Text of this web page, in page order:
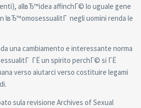
allвЂ™idea affinchГ© lo uguale gene
lвЂ™omosessualitГ negli uomini renda le
una cambiamento e interessante norma
ГЁ un spirito perchГ© si ГЁ
verso aiutarci verso costituire legami
sula revisione Archives of Sexual